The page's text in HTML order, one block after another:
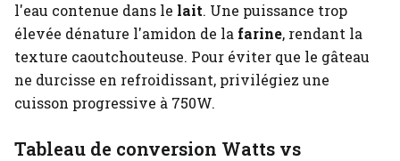
l'eau contenue dans le lait. Une puissance trop
élevée dénature l'amidon de la farine, rendant la
texture caoutchouteuse. Pour éviter que le gâteau
ne durcisse en refroidissant, privilégiez une
cuisson progressive à 750W.
Tableau de conversion Watts vs